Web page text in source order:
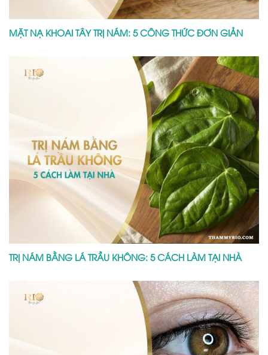
MẶT NẠ KHOAI TÂY TRỊ NÁM: 5 CÔNG THỨC ĐƠN GIẢN
TRỊ NÁM BẰNG LÁ TRẦU KHÔNG: 5 CÁCH LÀM TẠI NHÀ